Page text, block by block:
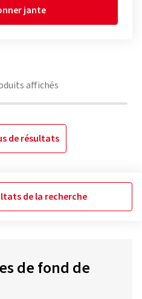
jante
affichés
de résultats
de la recherche
de fond de